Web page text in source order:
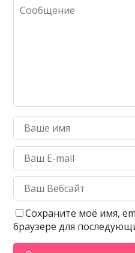
Сохраните моё имя,
браузере для